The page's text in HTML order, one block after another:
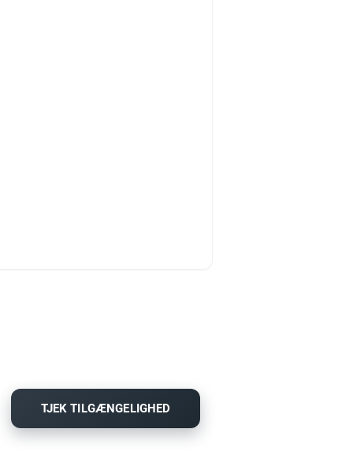
TJEK TILGÆNGELIGHED